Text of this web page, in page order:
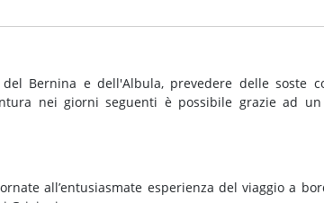
Bernina e dell'Albula, prevedere delle soste
nei giorni seguenti è possibile grazie ad
all’entusiasmate esperienza del viaggio a